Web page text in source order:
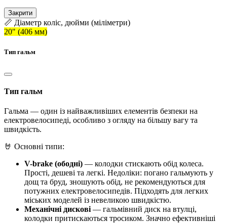
Закрити
📏 Діаметр коліс, дюйми (міліметри)
20" (406 мм)
Тип гальм
Тип гальм
Гальма — один із найважливіших елементів безпеки на
електровелосипеді, особливо з огляду на більшу вагу та
швидкість.
🤘 Основні типи:
V-brake (ободні) — колодки стискають обід колеса.
Прості, дешеві та легкі. Недоліки: погано гальмують у
дощ та бруд, зношують обід, не рекомендуються для
потужних електровелосипедів. Підходять для легких
міських моделей із невеликою швидкістю.
Механічні дискові — гальмівний диск на втулці,
колодки притискаються тросиком. Значно ефективніші